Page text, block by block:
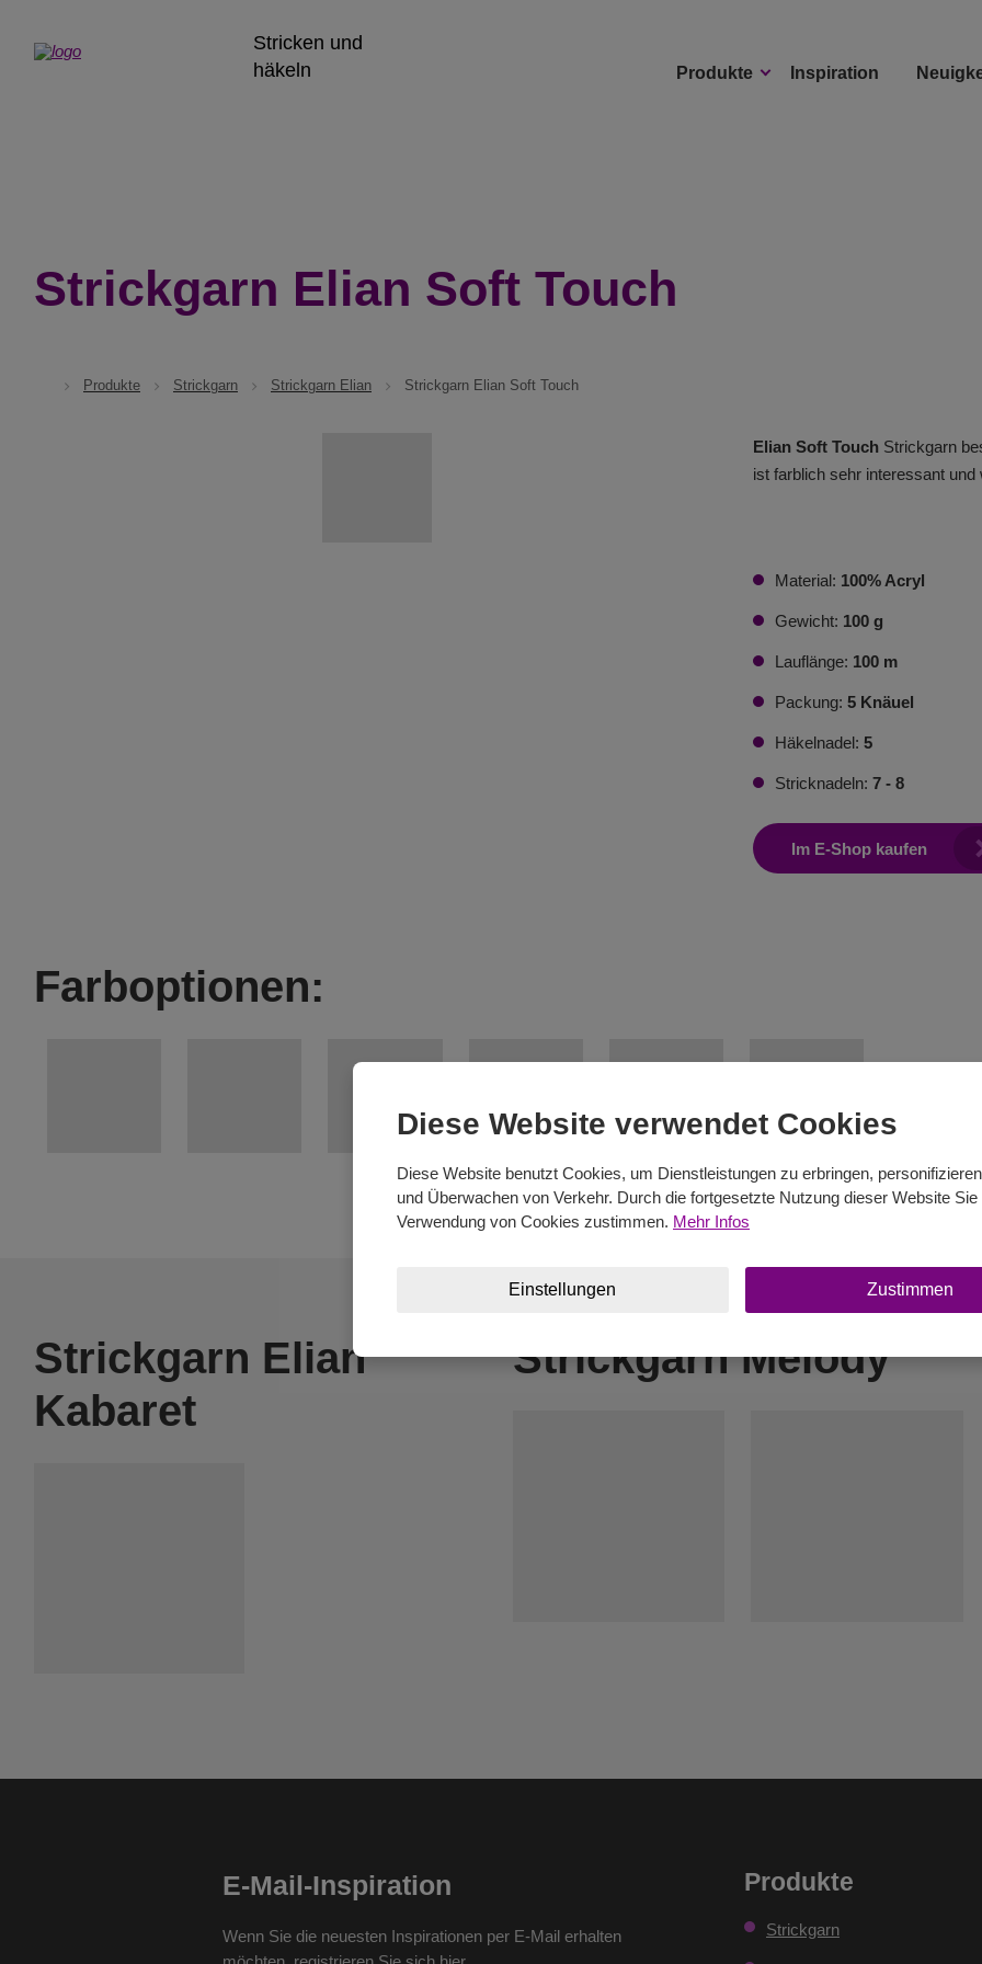
Stricken und
häkeln
Produkte Inspiration
Strickgarn Elian Soft Touch
Produkte Strickgarn Strickgarn Elian Strickgarn Elian Soft Touch
Elian Soft Touch Strickgarn
ist farblich sehr interessant
Material: 100% Acryl
Gewicht: 100 g
Lauflänge: 100 m
Packung: 5 Knäuel
Häkelnadel: 5
Stricknadeln: 7 - 8
Im E-Shop kaufen
Farboptionen:
Strickgarn Elian
Kabaret
Strickgarn Melody
E-Mail-Inspiration
Wenn Sie die neuesten Inspirationen per E-Mail erhalten
Produkte
Strickgarn
Diese Website verwendet Cookies
Diese Website benutzt Cookies, um Dienstleistungen zu erbringen,
und Überwachen von Verkehr. Durch die fortgesetzte Nutzung dieser Website Sie
Verwendung von Cookies zustimmen. Mehr Infos
Einstellungen Zustimmen